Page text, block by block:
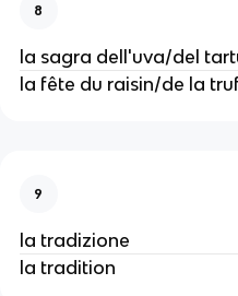
8
la sagra dell'uva/del
la fête du raisin/de la
9
la tradizione
la tradition